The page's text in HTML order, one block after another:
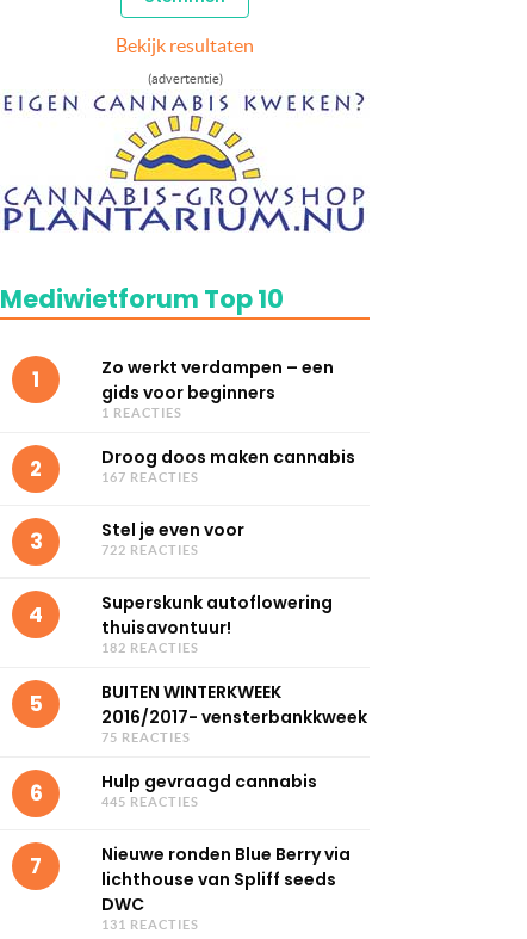
Bekijk resultaten
(advertentie)
Mediwietforum Top 10
1
Zo werkt verdampen – een
gids voor beginners
1 REACTIES
2 Droog doos maken cannabis
167 REACTIES
3 Stel je even voor
722 REACTIES
4
Superskunk autoflowering
thuisavontuur!
182 REACTIES
5
BUITEN WINTERKWEEK
2016/2017- vensterbankkweek
75 REACTIES
6 Hulp gevraagd cannabis
445 REACTIES
7
Nieuwe ronden Blue Berry via
lichthouse van Spliff seeds
DWC
131 REACTIES